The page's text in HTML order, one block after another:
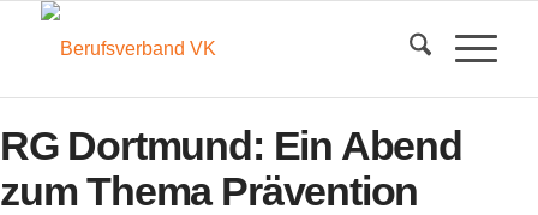
RG Dortmund: Ein Abend
zum Thema Prävention